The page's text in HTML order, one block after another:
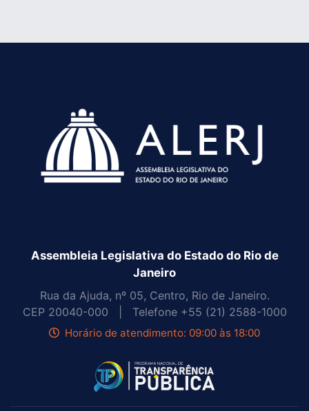
Assembleia Legislativa do Estado do Rio de
Janeiro
Rua da Ajuda, nº 05, Centro, Rio de Janeiro.
CEP20040-000 | Telefone+55 (21) 2588-1000
Horário de atendimento: 09:00 às 18:00